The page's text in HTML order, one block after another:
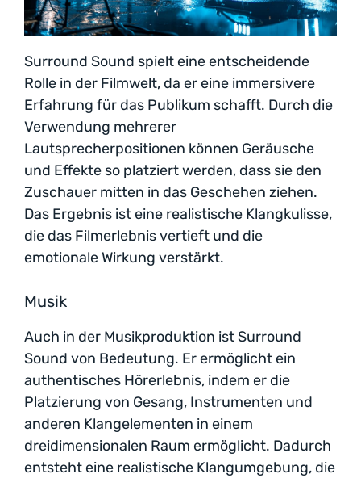
Surround Sound spielt eine entscheidende
Rolle in der Filmwelt, da er eine immersivere
Erfahrung für das Publikum schafft. Durch die
Verwendung mehrerer
Lautsprecherpositionen können Geräusche
und Effekte so platziert werden, dass sie den
Zuschauer mitten in das Geschehen ziehen.
Das Ergebnis ist eine realistische Klangkulisse,
die das Filmerlebnis vertieft und die
emotionale Wirkung verstärkt.
Musik
Auch in der Musikproduktion ist Surround
Sound von Bedeutung. Er ermöglicht ein
authentisches Hörerlebnis, indem er die
Platzierung von Gesang, Instrumenten und
anderen Klangelementen in einem
dreidimensionalen Raum ermöglicht. Dadurch
entsteht eine realistische Klangumgebung, die